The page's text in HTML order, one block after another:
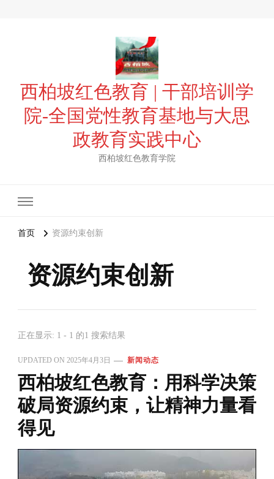
西柏坡红色教育 | 干部培训学
院-全国党性教育基地与大思
政教育实践中心
西柏坡红色教育学院
首页 资源约束创新
资源约束创新
正在显示: 1 - 1 的1 搜索结果
UPDATED ON 2025年4月3日 新闻动态
西柏坡红色教育：用科学决策
破局资源约束，让精神力量看
得见